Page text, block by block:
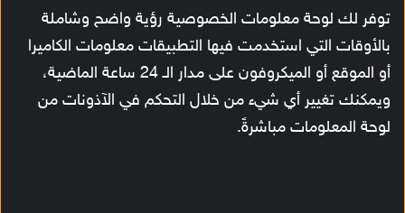
توفر لك لوحة معلومات الخصوصية رؤية واضح وشاملة
بالأوقات التي استخدمت فيها التطبيقات معلومات الكاميرا
أو الموقع أو الميكروفون على مدار الـ 24 ساعة الماضية،
ويمكنك تغيير أي شيء من خلال التحكم في الآذونات من
لوحة المعلومات مباشرةً.